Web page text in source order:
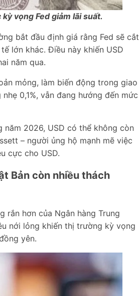
vọng Fed giảm lãi suất.
bắt đầu định giá rằng Fed sẽ cắt
lớn khác. Điều này khiến USD
năm qua.
mỏng, làm biến động trong giao
0,1%, vẫn đang hướng đến mức
2026, USD có thể không còn
– người ủng hộ mạnh mẽ việc
cực cho USD.
Bản còn nhiều thách
rắn hơn của Ngân hàng Trung
nới lỏng khiến thị trường kỳ vọng
yên.